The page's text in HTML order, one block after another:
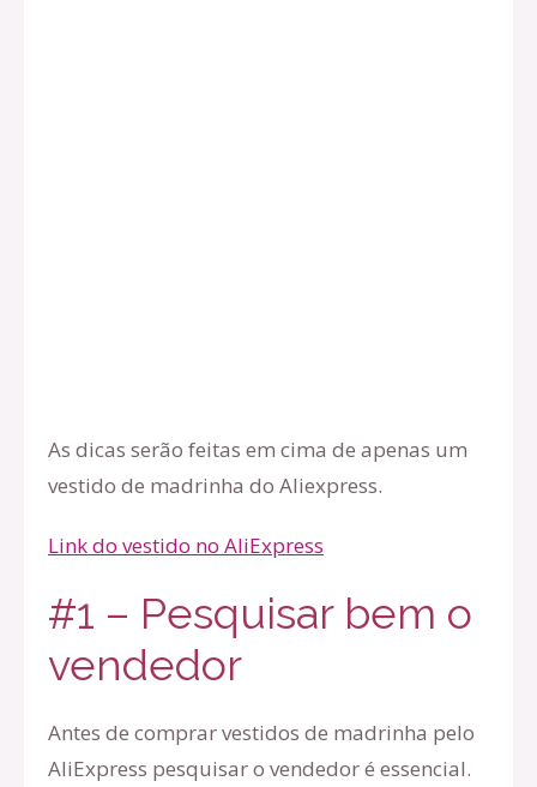
As dicas serão feitas em cima de apenas um
vestido de madrinha do Aliexpress.
Link do vestido no AliExpress
#1 – Pesquisar bem o
vendedor
Antes de comprar vestidos de madrinha pelo
AliExpress pesquisar o vendedor é essencial.